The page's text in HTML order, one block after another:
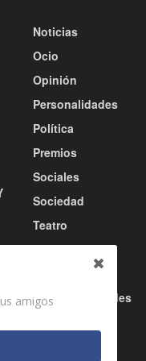
Noticias
Ocio
Opinión
Personalidades
Política
Premios
Sociales
Sociedad
Teatro
Tecnología
Tv / Radio / Redes
amigos